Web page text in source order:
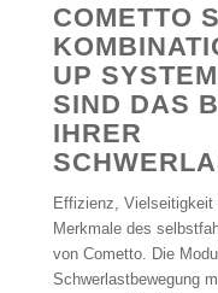
COMETTO
UP
SIND DAS
IHRER
Effizienz, Vielseitigkeit
Merkmale des
von Cometto. Die
Schwerlastbewegung